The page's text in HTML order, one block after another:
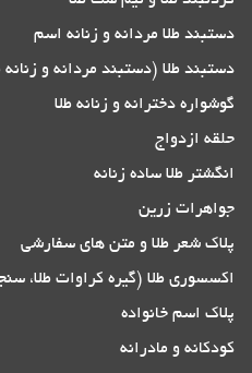
دستبند طلا مردانه و زنانه اسم
دستبند طلا (دستبند مردانه و
گوشواره دخترانه و زنانه طلا
حلقه ازدواج
انگشتر طلا ساده زنانه
جواهرات زرین
پلاک شعر طلا و متن های سفارشی
اکسسوری طلا (گیره کراوات طلا،
پلاک اسم خانواده
کودکانه و مادرانه